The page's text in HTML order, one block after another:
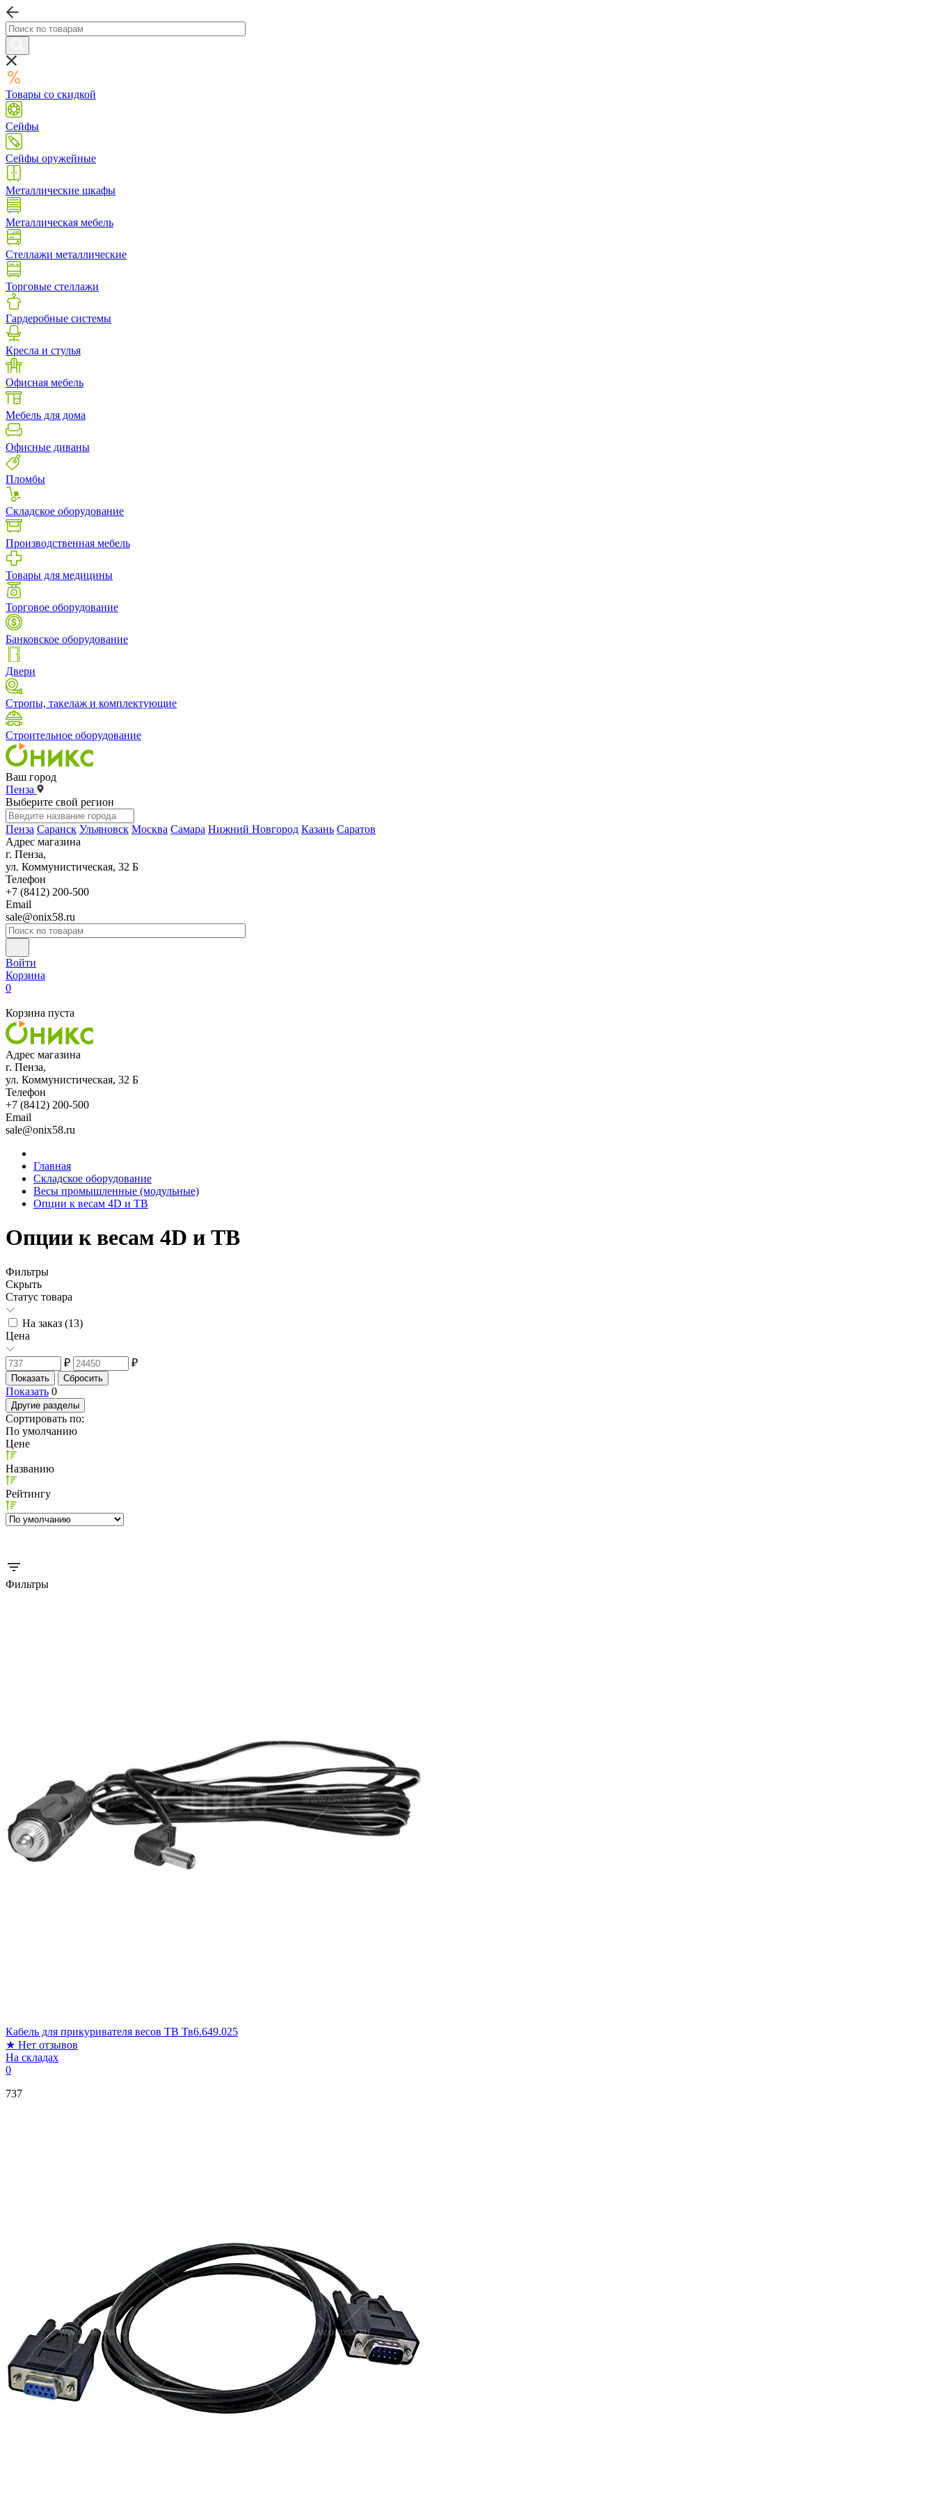
Товары со скидкой
Сейфы
Сейфы оружейные
Металлические шкафы
Металлическая мебель
Стеллажи металлические
Торговые стеллажи
Гардеробные системы
Кресла и стулья
Офисная мебель
Мебель для дома
Офисные диваны
Пломбы
Складское оборудование
Производственная мебель
Товары для медицины
Торговое оборудование
Банковское оборудование
Двери
Стропы, такелаж и комплектующие
Строительное оборудование
Ваш город
Пенза
Выберите свой регион
Пенза Саранск Ульяновск Москва Самара Нижний Новгород Казань Саратов
Адрес магазина
г. Пенза,
ул. Коммунистическая, 32 Б
Телефон
+7 (8412) 200-500
Email
sale@onix58.ru
Войти
Корзина
0
Корзина пуста
Адрес магазина
г. Пенза,
ул. Коммунистическая, 32 Б
Телефон
+7 (8412) 200-500
Email
sale@onix58.ru
Главная
Складское оборудование
Весы промышленные (модульные)
Опции к весам 4D и TB
Опции к весам 4D и TB
Фильтры
Скрыть
Статус товара
На заказ (13)
Цена
₽ ₽
Показать 0
Другие разделы
Сортировать по:
По умолчанию
Цене
Названию
Рейтингу
Фильтры
Кабель для прикуривателя весов TB Тв6.649.025
★ Нет отзывов
На складах
0
737